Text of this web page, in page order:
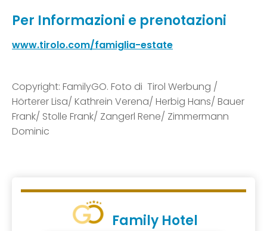
Per Informazioni e prenotazioni
www.tirolo.com/famiglia-estate
Copyright: FamilyGO. Foto di Tirol Werbung /
Hörterer Lisa/ Kathrein Verena/ Herbig Hans/ Bauer
Frank/ Stolle Frank/ Zangerl Rene/ Zimmermann
Dominic
Family Hotel